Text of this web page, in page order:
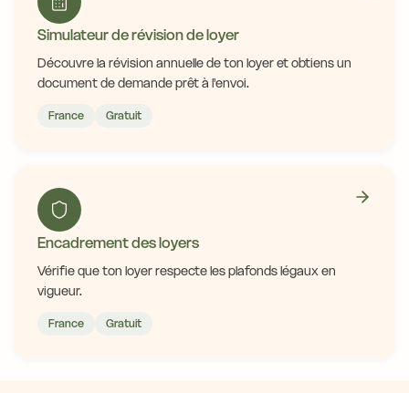
Simulateur de révision de loyer
Découvre la révision annuelle de ton loyer et obtiens un
document de demande prêt à l'envoi.
France Gratuit
Encadrement des loyers
Vérifie que ton loyer respecte les plafonds légaux en
vigueur.
France Gratuit